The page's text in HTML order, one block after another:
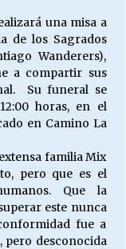
una misa a
de los Sagrados
Wanderers),
a compartir sus
Su funeral se
horas, en el
en Camino La
familia Mix
pero que es el
Que la
este nunca
fue a
pero desconocida